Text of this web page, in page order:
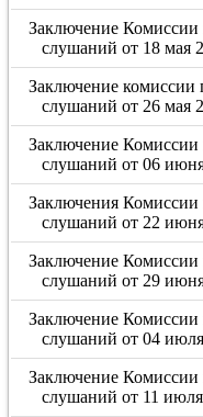
Заключение Комиссии
слушаний от 18 мая
Заключение комиссии
слушаний от 26 мая
Заключение Комиссии
слушаний от 06
Заключения Комиссии
слушаний от 22
Заключение Комиссии
слушаний от 29
Заключение Комиссии
слушаний от 04
Заключение Комиссии
слушаний от 11 июля